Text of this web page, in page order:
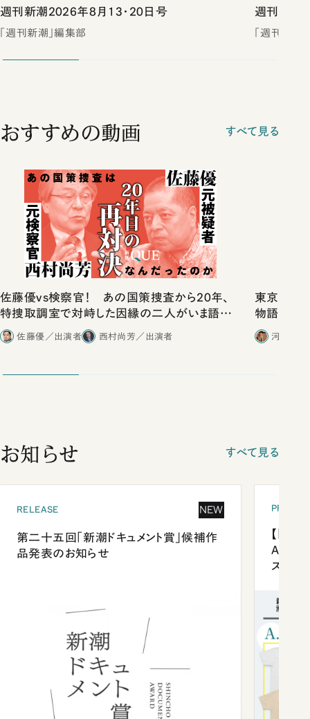
週刊新潮2026年8月13・20日号
「週刊新潮」編集部
週刊新潮
「週刊新潮
おすすめの動画 すべて見る
佐藤優vs検察官！ あの国策捜査から20年、
特捜取調室で対峙した因縁の二人がいま語り
合ったこと
佐藤優／出演者 西村尚芳／出演者
東京は都
物語」に
河野有
お知らせ すべて見る
RELEASE NEW
第二十五回「新潮ドキュメント賞」候補作
品発表のお知らせ
【「新
ズプレ